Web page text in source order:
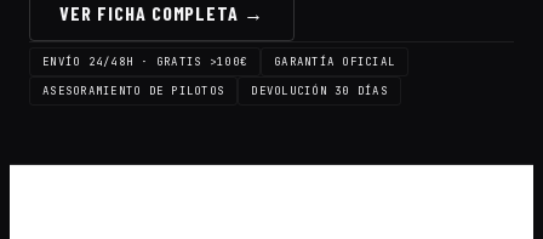
VER FICHA COMPLETA →
ENVÍO 24/48H · GRATIS >100€
GARANTÍA OFICIAL
ASESORAMIENTO DE PILOTOS
DEVOLUCIÓN 30 DÍAS